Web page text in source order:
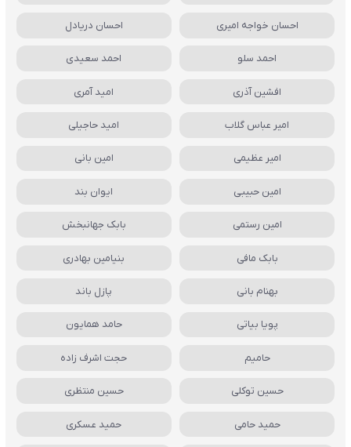
احسان خواجه امیری احسان دریادل
احمد سلو احمد سعیدی
افشین آذری امید آمری
امیر عباس گلاب امید حاجیلی
امیر عظیمی امین بانی
امین حبیبی ایوان بند
امین رستمی بابک جهانبخش
بابک مافی بنیامین بهادری
بهنام بانی پازل باند
پویا بیاتی حامد همایون
حامیم حجت اشرف زاده
حسین توکلی حسین منتظری
حمید حامی حمید عسکری